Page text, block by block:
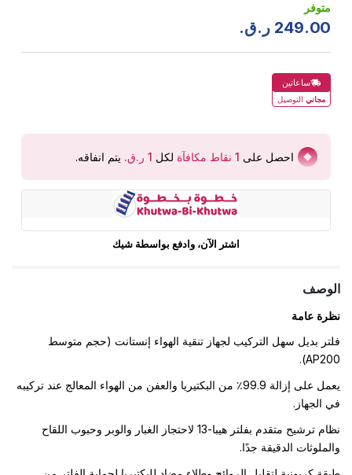
متوفر
249.00 ر.ق.
ساعاتين
مجاني التوصيل
احصل على 1 نقاط مكافآة لكل يتم انفاقه.
اشتر الآن، وادفع بواسطة شيك
الوصف
نظرة عامة
فلتر بديل سهل التركيب لجهاز تنقية الهواء إنستانت (حجم متوسط
AP200).
يعمل على إزالة 99.9٪ من البكتيريا والعفن من الهواء المعالج عند تركيبه
في الجهاز.
نظام ترشيح متقدم بفلتر هيبا-13 لاحتجاز الغبار والوبر وحبوب اللقاح
والملوثات الدقيقة جدًا.